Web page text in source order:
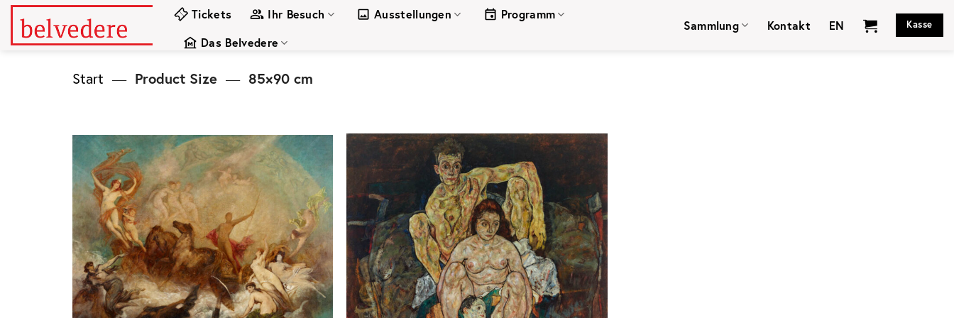
Zum
Inhalt
springen
Tickets Ihr Besuch Ausstellungen
Programm
Das Belvedere
Sammlung Kontakt EN Kasse
Start — Product Size — 85×90 cm